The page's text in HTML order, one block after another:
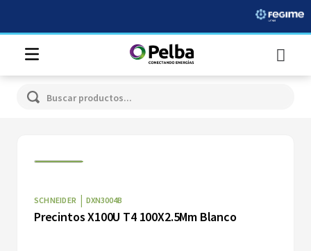
Buscar productos...
SCHNEIDER | DXN3004B
Precintos X100U T4 100X2.5Mm Blanco